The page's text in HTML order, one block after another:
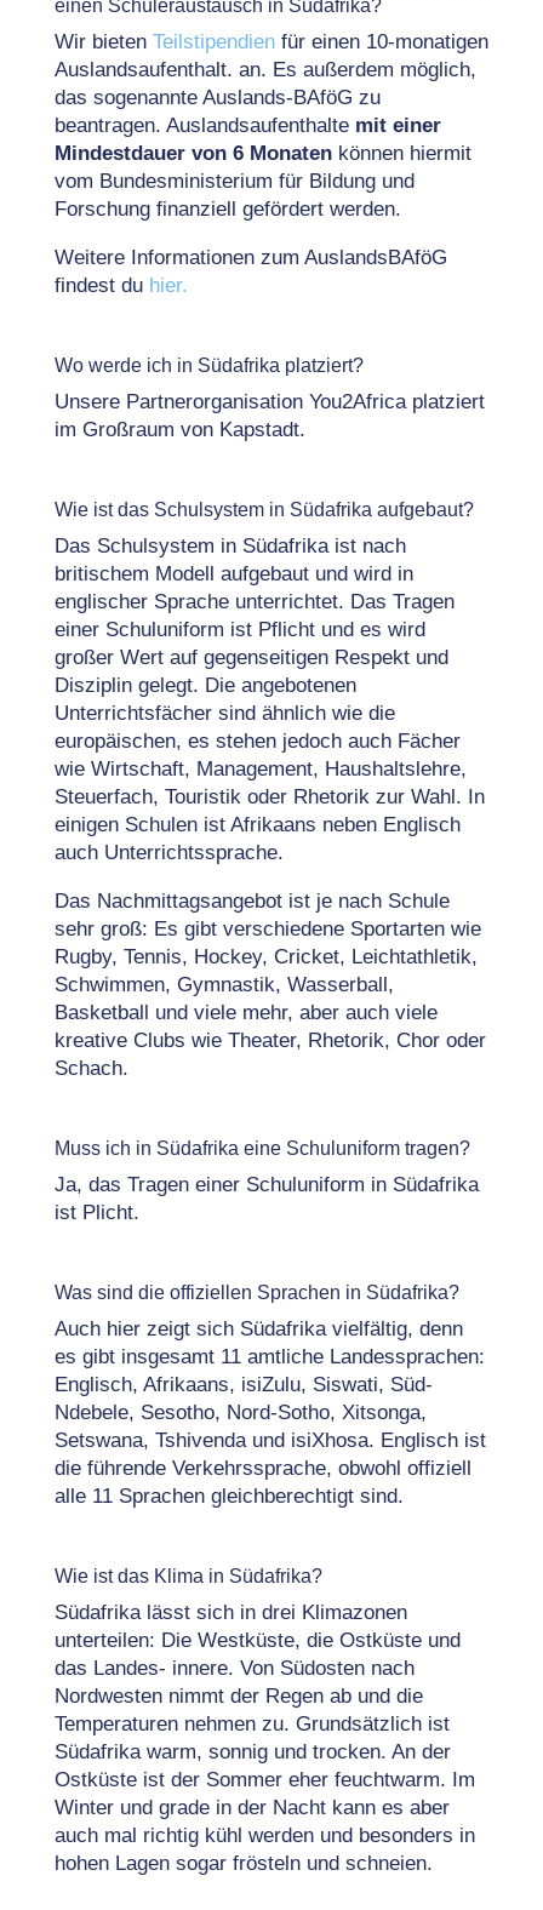
einen Schüleraustausch in Südafrika?
Wir bieten Teilstipendienfür einen 10-monatigen
Auslandsaufenthalt. an. Es außerdem möglich,
das sogenannte Auslands-BAföG zu
beantragen. Auslandsaufenthalte mit einer
Mindestdauer von 6 Monatenkönnen hiermit
vom Bundesministerium für Bildung und
Forschung finanziell gefördert werden.
Weitere Informationen zum AuslandsBAföG
findest du hier.
Wo werde ich in Südafrika platziert?
Unsere Partnerorganisation You2Africa platziert
im Großraum von Kapstadt.
Wie ist das Schulsystem in Südafrika aufgebaut?
Das Schulsystem in Südafrika ist nach
britischem Modell aufgebaut und wird in
englischer Sprache unterrichtet. Das Tragen
einer Schuluniform ist Pflicht und es wird
großer Wert auf gegenseitigen Respekt und
Disziplin gelegt. Die angebotenen
Unterrichtsfächer sind ähnlich wie die
europäischen, es stehen jedoch auch Fächer
wie Wirtschaft, Management, Haushaltslehre,
Steuerfach, Touristik oder Rhetorik zur Wahl. In
einigen Schulen ist Afrikaans neben Englisch
auch Unterrichtssprache.
Das Nachmittagsangebot ist je nach Schule
sehr groß: Es gibt verschiedene Sportarten wie
Rugby, Tennis, Hockey, Cricket, Leichtathletik,
Schwimmen, Gymnastik, Wasserball,
Basketball und viele mehr, aber auch viele
kreative Clubs wie Theater, Rhetorik, Chor oder
Schach.
Muss ich in Südafrika eine Schuluniform tragen?
Ja, das Tragen einer Schuluniform in Südafrika
ist Plicht.
Was sind die offiziellen Sprachen in Südafrika?
Auch hier zeigt sich Südafrika vielfältig, denn
es gibt insgesamt 11 amtliche Landessprachen:
Englisch, Afrikaans, isiZulu, Siswati, Süd-
Ndebele, Sesotho, Nord-Sotho, Xitsonga,
Setswana, Tshivenda und isiXhosa. Englisch ist
die führende Verkehrssprache, obwohl offiziell
alle 11 Sprachen gleichberechtigt sind.
Wie ist das Klima in Südafrika?
Südafrika lässt sich in drei Klimazonen
unterteilen: Die Westküste, die Ostküste und
das Landes- innere. Von Südosten nach
Nordwesten nimmt der Regen ab und die
Temperaturen nehmen zu. Grundsätzlich ist
Südafrika warm, sonnig und trocken. An der
Ostküste ist der Sommer eher feuchtwarm. Im
Winter und grade in der Nacht kann es aber
auch mal richtig kühl werden und besonders in
hohen Lagen sogar frösteln und schneien.